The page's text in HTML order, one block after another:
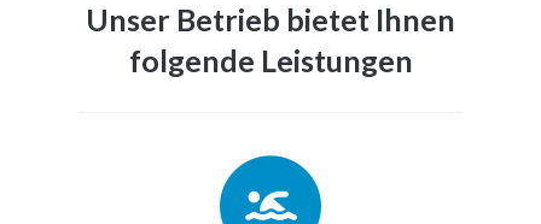
Unser Betrieb bietet Ihnen
folgende Leistungen